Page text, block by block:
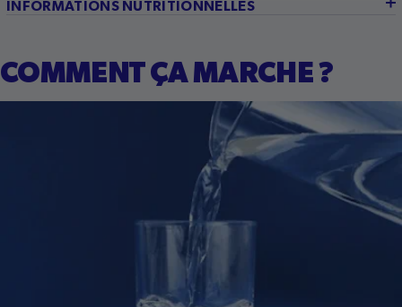
INFORMATIONS NUTRITIONNELLES
COMMENT ÇA MARCHE ?